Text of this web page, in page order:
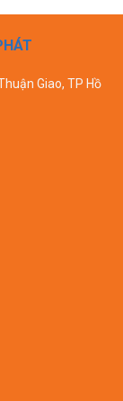
quạt này đóng vai
trong việc cải
bỏ bụi bẩn và mùi
Giao, TP Hồ